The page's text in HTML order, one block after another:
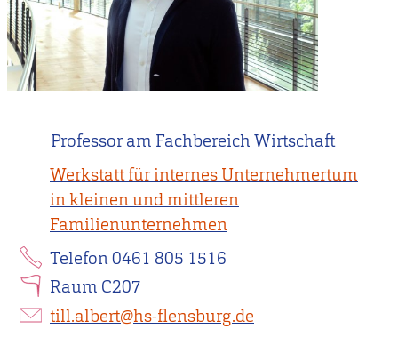
instead.
Professor am Fachbereich Wirtschaft
Werkstatt für internes Unternehmertum
in kleinen und mittleren
Familienunternehmen
Telefon 0461 805 1516
Raum C207
till.albert@hs-flensburg.de